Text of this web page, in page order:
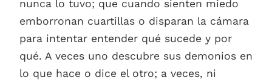
nunca lo tuvo; que cuando sienten miedo
emborronan cuartillas o disparan la cámara
para intentar enten­der qué sucede y por
qué. A veces uno descubre sus demonios en
lo que hace o dice el otro; a veces, ni